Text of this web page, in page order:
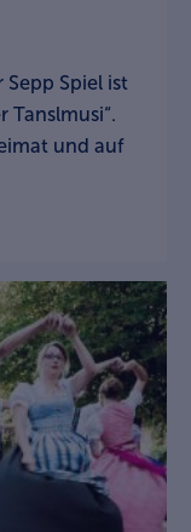
Spiel ist
Tanslmusi“.
und auf